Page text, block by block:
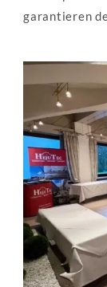
garantieren